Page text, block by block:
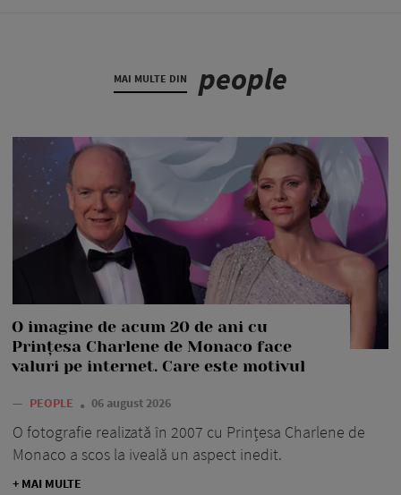
MAI MULTE DIN people
O imagine de acum 20 de ani cu
Prințesa Charlene de Monaco face
valuri pe internet. Care este motivul
— PEOPLE 06 august 2026
O fotografie realizată în 2007 cu Prințesa Charlene de
Monaco a scos la iveală un aspect inedit.
+ MAI MULTE